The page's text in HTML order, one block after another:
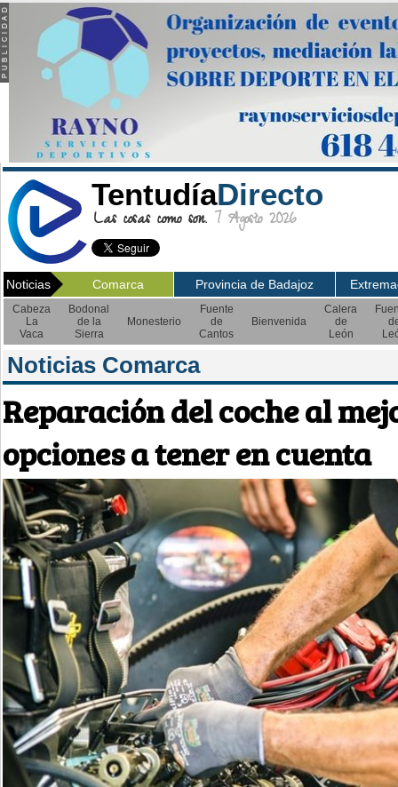
TentudíaDirecto
Las cosas como son. 7 Agosto 2026
Noticias Comarca Provincia de Badajoz
Cabeza
La
Vaca
Bodonal
de la
Sierra
Monesterio
Fuente
de
Cantos
Bienvenida
Calera
de
León
Noticias Comarca
Reparación del coche al
opciones a tener en cuenta